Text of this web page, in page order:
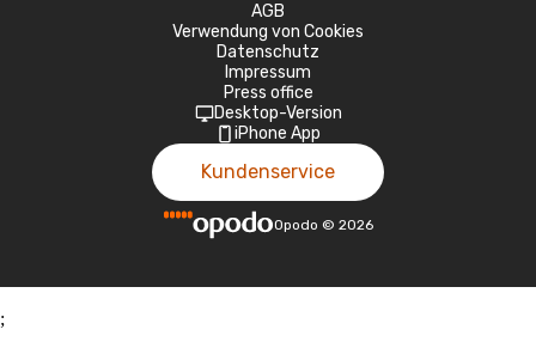
AGB
Verwendung von Cookies
Datenschutz
Impressum
Press office
Desktop-Version
iPhone App
Kundenservice
Opodo © 2026
;